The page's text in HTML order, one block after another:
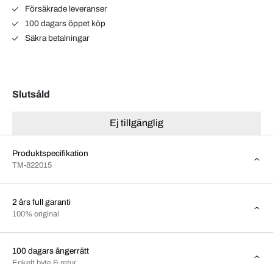
Försäkrade leveranser
100 dagars öppet köp
Säkra betalningar
Slutsåld
Ej tillgänglig
Produktspecifikation
TM-822015
2 års full garanti
100% original
100 dagars ångerrätt